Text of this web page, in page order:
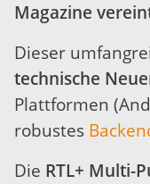
Magazine
Dieser
technische
Plattformen
robustes
Die RTL+ Multi-